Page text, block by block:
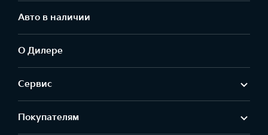
Авто в наличии
О Дилере
Сервис
Покупателям